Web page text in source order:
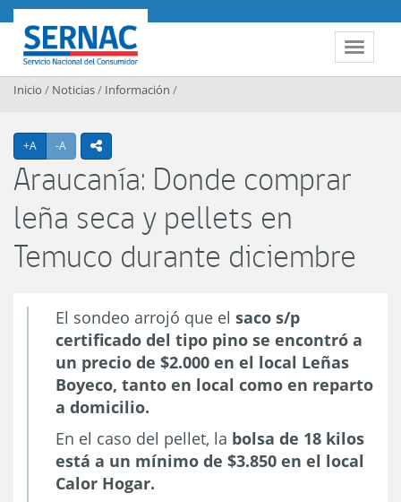
Contenido principal
Toggle
SERNAC
Inicio / Noticias/ Información /
+A Agrandar texto
-A Achicar textoicono compartir
Araucanía: Donde comprar
leña seca y pellets en
Temuco durante diciembre
El sondeo arrojó que el saco s/p
certificado del tipo pino se encontró a
un precio de $2.000 en el local Leñas
Boyeco, tanto en local como en reparto
a domicilio.
En el caso del pellet, la bolsa de 18 kilos
está a un mínimo de $3.850 en el local
Calor Hogar.